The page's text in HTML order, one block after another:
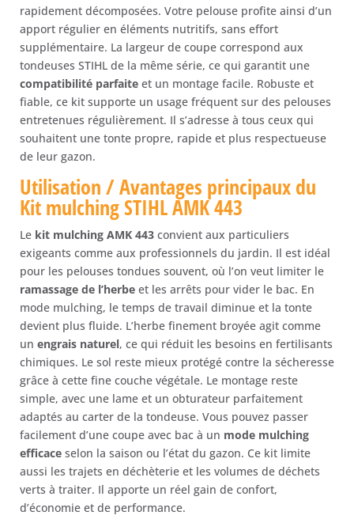
rapidement décomposées. Votre pelouse profite ainsi d’un
apport régulier en éléments nutritifs, sans effort
supplémentaire. La largeur de coupe correspond aux
tondeuses STIHL de la même série, ce qui garantit une
compatibilité parfaite et un montage facile. Robuste et
fiable, ce kit supporte un usage fréquent sur des pelouses
entretenues régulièrement. Il s’adresse à tous ceux qui
souhaitent une tonte propre, rapide et plus respectueuse
de leur gazon.
Utilisation / Avantages principaux du
Kit mulching STIHL AMK 443
Le kit mulching AMK 443 convient aux particuliers
exigeants comme aux professionnels du jardin. Il est idéal
pour les pelouses tondues souvent, où l’on veut limiter le
ramassage de l’herbe et les arrêts pour vider le bac. En
mode mulching, le temps de travail diminue et la tonte
devient plus fluide. L’herbe finement broyée agit comme
un engrais naturel, ce qui réduit les besoins en fertilisants
chimiques. Le sol reste mieux protégé contre la sécheresse
grâce à cette fine couche végétale. Le montage reste
simple, avec une lame et un obturateur parfaitement
adaptés au carter de la tondeuse. Vous pouvez passer
facilement d’une coupe avec bac à un mode mulching
efficace selon la saison ou l’état du gazon. Ce kit limite
aussi les trajets en déchèterie et les volumes de déchets
verts à traiter. Il apporte un réel gain de confort,
d’économie et de performance.